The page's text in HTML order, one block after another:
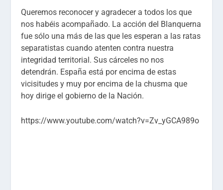
Queremos reconocer y agradecer a todos los que
nos habéis acompañado. La acción del Blanquerna
fue sólo una más de las que les esperan a las ratas
separatistas cuando atenten contra nuestra
integridad territorial. Sus cárceles no nos
detendrán. España está por encima de estas
vicisitudes y muy por encima de la chusma que
hoy dirige el gobierno de la Nación.
https://www.youtube.com/watch?v=Zv_yGCA989o